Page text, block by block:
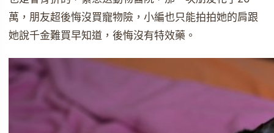
萬，朋友超後悔沒買寵物險，小編也只能拍拍她的肩跟
她說千金難買早知道，後悔沒有特效藥。